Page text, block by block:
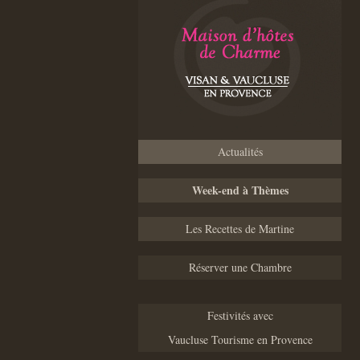
Actualités
Week-end à Thèmes
Les Recettes de Martine
Réserver une Chambre
Festivités avec
Vaucluse Tourisme en Provence